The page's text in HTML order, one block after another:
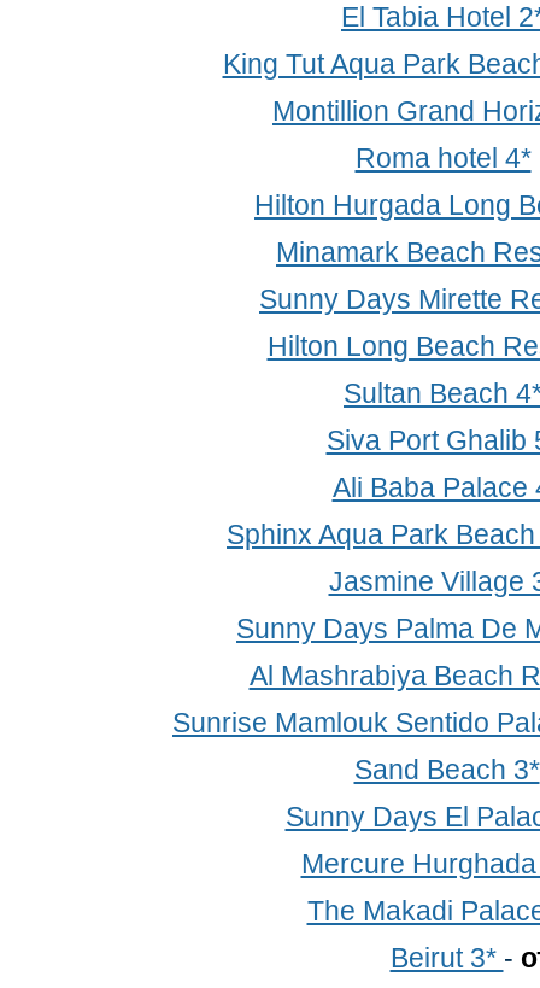
El Tabia Hotel
King Tut Aqua Park
Montillion Grand
Roma hotel 4*
Hilton Hurgada Long
Minamark Beach
Sunny Days Mirette
Hilton Long Beach
Sultan Beach
Siva Port Ghalib
Ali Baba Palace
Sphinx Aqua Park
Jasmine Village
Sunny Days Palma De
Al Mashrabiya Beach
Sunrise Mamlouk Sentido
Sand Beach 3*
Sunny Days El
Mercure
The Makadi
Beirut 3* -